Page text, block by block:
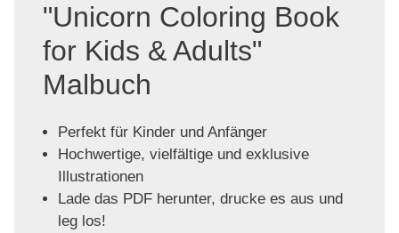
"Unicorn Coloring Book
for Kids & Adults"
Malbuch
Perfekt für Kinder und Anfänger
Hochwertige, vielfältige und exklusive
Illustrationen
Lade das PDF herunter, drucke es aus und
leg los!